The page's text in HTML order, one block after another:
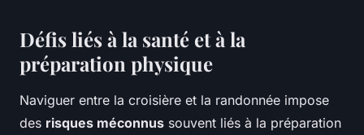
Défis liés à la santé et à la
préparation physique
Naviguer entre la croisière et la randonnée impose
des risques méconnus souvent liés à la préparation